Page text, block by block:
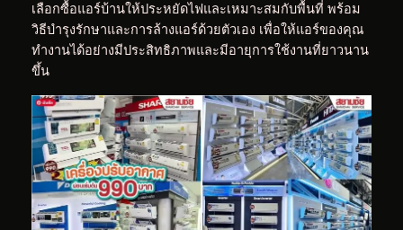
เลือกซื้อแอร์บ้านให้ประหยัดไฟและเหมาะสมกับพื้นที่ พร้อม
วิธีบำรุงรักษาและการล้างแอร์ด้วยตัวเอง เพื่อให้แอร์ของคุณ
ทำงานได้อย่างมีประสิทธิภาพและมีอายุการใช้งานที่ยาวนาน
ขึ้น